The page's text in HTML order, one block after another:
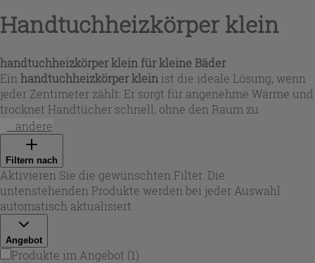
Handtuchheizkörper klein
handtuchheizkörper klein für kleine Bäder
Ein handtuchheizkörper klein ist die ideale Lösung, wenn
jeder Zentimeter zählt: Er sorgt für angenehme Wärme und
trocknet Handtücher schnell, ohne den Raum zu
überladen. In dieser Auswahl finden Sie kompakte Maße
wie 69x50 cm oder 77 cm Höhe, perfekt als
handtuchheizkörper kleines bad
badezimmer klein . Je nach Bedarf stehen vertikale,
minimalistische Modelle sowie Leiter-Varianten zur
Verfügung – für eine gleichmäßige Wärmeabgabe auch in
Nischen und schmalen Wandbereichen. Bei Iperceramica
Einrichtung stilvoll verbinden.
...andere
Filtern nach
Aktivieren Sie die gewünschten Filter. Die
untenstehenden Produkte werden bei jeder Auswahl
automatisch aktualisiert.
Angebot
Produkte im Angebot (1)